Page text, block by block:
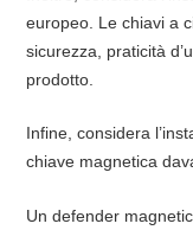
europeo. Le chiavi a
sicurezza, praticità
prodotto.
Infine, considera
chiave magnetica
Un defender